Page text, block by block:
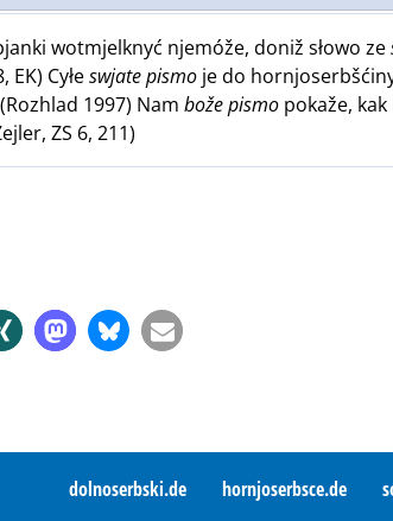
wotmjelknyć njemóže, doniž słowo ze
EK) Cyłeswjate pismo je do
1997) Nam bože pismo pokaže,
ZS 6, 211)
dolnoserbski.de hornjoserbsce.de